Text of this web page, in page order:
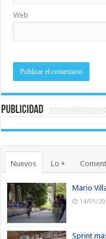
Web
Publicidad
Nuevos Lo +
Mario
14/05/
Sprint